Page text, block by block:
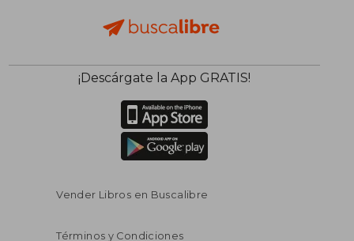
¡Descárgate la App GRATIS!
Vender Libros en Buscalibre
Términos y Condiciones